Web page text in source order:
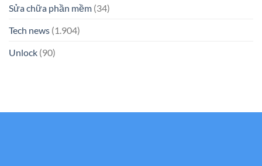
Sửa chữa phần mềm (34)
Tech news (1.904)
Unlock (90)